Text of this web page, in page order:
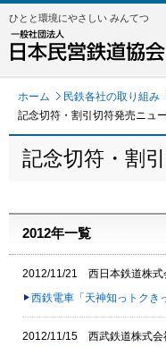
ひとと環境にやさしい みんてつ
ホーム 民鉄各社の取り組み
記念切符・割引切符発売ニュ
記念切符・割
2012年一覧
2012/11/21 西日本鉄道株式
西鉄電車「天神知っトクき
2012/11/15 西武鉄道株式会